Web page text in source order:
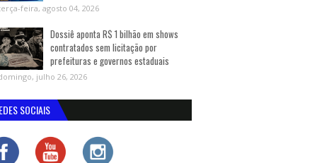
feira, agosto 04, 2026
Dossiê aponta R$ 1 bilhão em shows
contratados sem licitação por
prefeituras e governos estaduais
julho 26, 2026
SOCIAIS